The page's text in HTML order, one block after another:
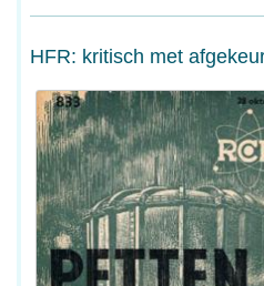
HFR: kritisch met